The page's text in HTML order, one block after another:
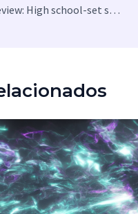
“‘English Teacher’ review: High school-set sitcom is a hilarious must-watch”